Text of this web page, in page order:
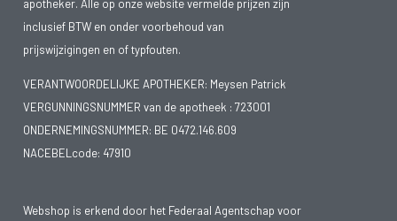
apotheker. Alle op onze website vermelde prijzen zijn
inclusief BTW en onder voorbehoud van
prijswijzigingen en of typfouten.
VERANTWOORDELIJKE APOTHEKER: Meysen Patrick
VERGUNNINGSNUMMER van de apotheek : 723001
ONDERNEMINGSNUMMER: BE 0472.146.609
NACEBELcode: 47910
Webshop is erkend door het Federaal Agentschap voor